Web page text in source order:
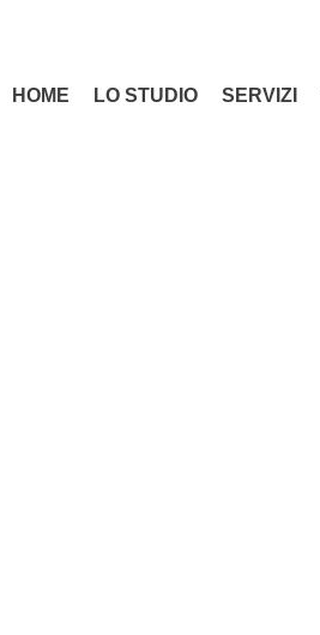
HOME LO STUDIO SERVIZI